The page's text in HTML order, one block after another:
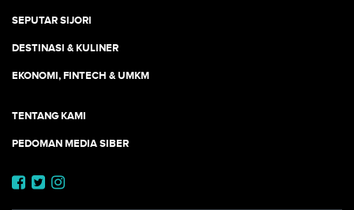
SEPUTAR SIJORI
DESTINASI & KULINER
EKONOMI, FINTECH & UMKM
TENTANG KAMI
PEDOMAN MEDIA SIBER